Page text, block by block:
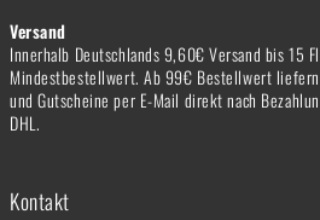
Versand
Innerhalb Deutschlands 9,60€ Versand bis 15
Mindestbestellwert. Ab 99€ Bestellwert
und Gutscheine per E-Mail direkt nach
DHL.
Kontakt